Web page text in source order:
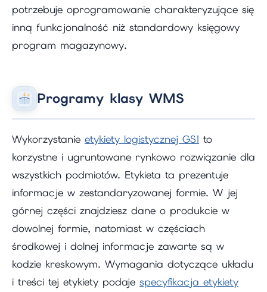
potrzebuje oprogramowanie charakteryzujące się
inną funkcjonalność niż standardowy księgowy
program magazynowy.
Programy klasy WMS
Wykorzystanie etykiety logistycznej GS1 to
korzystne i ugruntowane rynkowo rozwiązanie dla
wszystkich podmiotów. Etykieta ta prezentuje
informacje w zestandaryzowanej formie. W jej
górnej części znajdziesz dane o produkcie w
dowolnej formie, natomiast w częściach
środkowej i dolnej informacje zawarte są w
kodzie kreskowym. Wymagania dotyczące układu
i treści tej etykiety podaje specyfikacja etykiety